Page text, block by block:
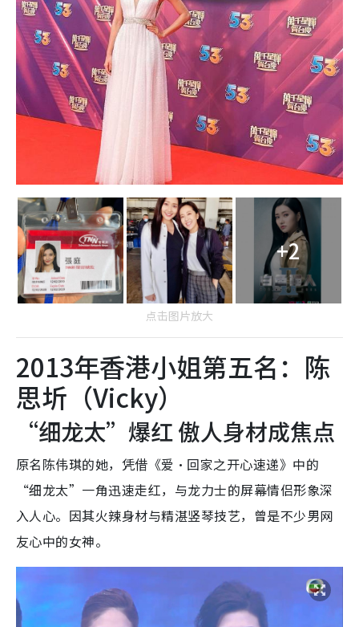
+2
点击图片放大
2013年香港小姐第五名：陈
思圻（Vicky）
“细龙太”爆红 傲人身材成焦点
原名陈伟琪的她，凭借《爱·回家之开心速递》中的
“细龙太”一角迅速走红，与龙力士的屏幕情侣形象深
入人心。因其火辣身材与精湛竖琴技艺，曾是不少男网
友心中的女神。